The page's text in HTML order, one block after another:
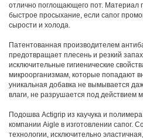
отлично поглощающего пот. Материал
быстрое просыхание, если сапог
сырости и холода.
Патентованная производителем
предотвращает плесень и резкий
исключительные гигиенические
микроорганизмам, которые попадают
уникальная добавка не вымывается
влаги, не разрушается под действием
Подошва Actigrip из каучука и
компании Aigle в изготовлении сапог.
технологии, исключительно